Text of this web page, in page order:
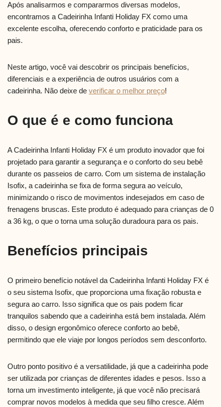
Após analisarmos e compararmos diversas modelos,
encontramos a Cadeirinha Infanti Holiday FX como uma
excelente escolha, oferecendo conforto e praticidade para os
pais.
Neste artigo, você vai descobrir os principais benefícios,
diferenciais e a experiência de outros usuários com a
cadeirinha. Não deixe de verificar o melhor preço!
O que é e como funciona
A Cadeirinha Infanti Holiday FX é um produto inovador que foi
projetado para garantir a segurança e o conforto do seu bebê
durante os passeios de carro. Com um sistema de instalação
Isofix, a cadeirinha se fixa de forma segura ao veículo,
minimizando o risco de movimentos indesejados em caso de
frenagens bruscas. Este produto é adequado para crianças de 0
a 36 kg, o que o torna uma solução duradoura para os pais.
Benefícios principais
O primeiro benefício notável da Cadeirinha Infanti Holiday FX é
o seu sistema Isofix, que proporciona uma fixação robusta e
segura ao carro. Isso significa que os pais podem ficar
tranquilos sabendo que a cadeirinha está bem instalada. Além
disso, o design ergonômico oferece conforto ao bebê,
permitindo que ele viaje por longos períodos sem desconforto.
Outro ponto positivo é a versatilidade, já que a cadeirinha pode
ser utilizada por crianças de diferentes idades e pesos. Isso a
torna um investimento inteligente, já que você não precisará
comprar novos modelos à medida que seu filho cresce. Além